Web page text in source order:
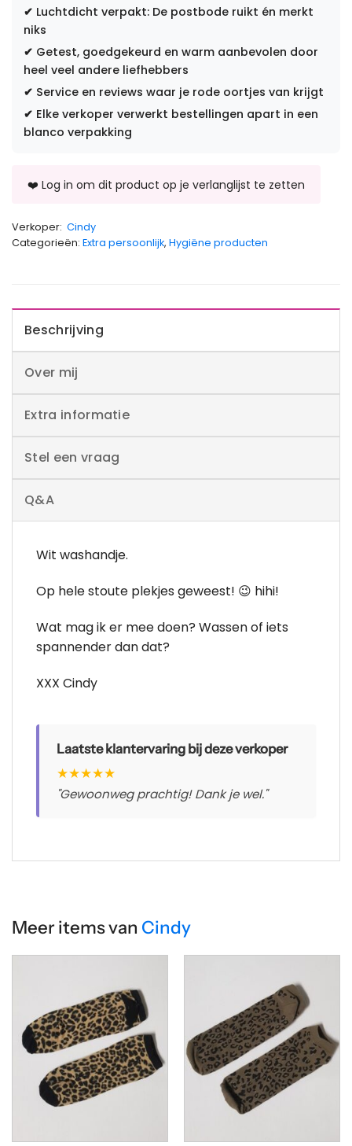
✔ Luchtdicht verpakt: De postbode ruikt én merkt
niks
✔ Getest, goedgekeurd en warm aanbevolen door
heel veel andere liefhebbers
✔ Service en reviews waar je rode oortjes van krijgt
✔ Elke verkoper verwerkt bestellingen apart in een
blanco verpakking
Verkoper: Cindy
Categorieën: Extra persoonlijk, Hygiëne producten
Beschrijving
Over mij
Extra informatie
Stel een vraag
Q&A
Wit washandje.
Op hele stoute plekjes geweest! 😉 hihi!
Wat mag ik er mee doen? Wassen of iets
spannender dan dat?
XXX Cindy
Laatste klantervaring bij deze verkoper
★★★★★
"Gewoonweg prachtig! Dank je wel."
Meer items van Cindy